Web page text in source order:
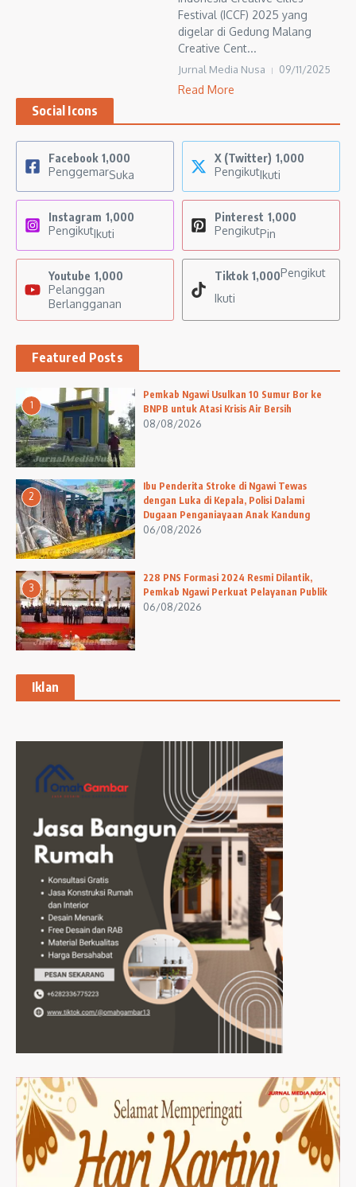
Festival (ICCF) 2025 yang
digelar di Gedung Malang
Creative Cent...
Jurnal Media Nusa 09/11/2025
Read More
Social Icons
Facebook 1,000
PenggemarSuka
X (Twitter) 1,000
PengikutIkuti
Instagram 1,000
PengikutIkuti
Pinterest 1,000
PengikutPin
Youtube 1,000
Pelanggan
Berlangganan
Tiktok 1,000Pengikut
Ikuti
Featured Posts
1
Pemkab Ngawi Usulkan 10 Sumur Bor ke
BNPB untuk Atasi Krisis Air Bersih
08/08/2026
2
Ibu Penderita Stroke di Ngawi Tewas
dengan Luka di Kepala, Polisi Dalami
Dugaan Penganiayaan Anak Kandung
06/08/2026
3
228 PNS Formasi 2024 Resmi Dilantik,
Pemkab Ngawi Perkuat Pelayanan Publik
06/08/2026
Iklan